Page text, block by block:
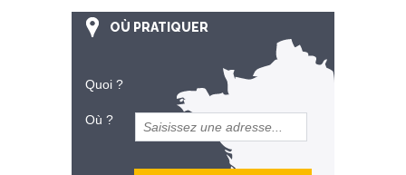
OÙ PRATIQUER
Quoi ?
Où ?
et